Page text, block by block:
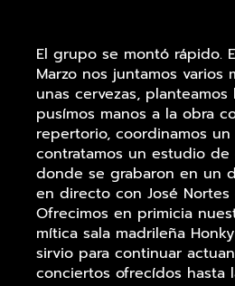
El grupo se montó rápido.
Marzo nos juntamos varios
unas cervezas,
pusímos manos a la obra
repertorio, coordinamos
contratamos un estudio de
donde se grabaron en un
en directo con José
Ofrecimos en primicia
mítica sala madrileña
sirvio para continuar
conciertos ofrecídos hasta